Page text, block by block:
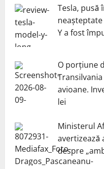
Tesla, pusă
Y a fost
O porțiune
avioane.
lei
Ministerul
avertizează
despre